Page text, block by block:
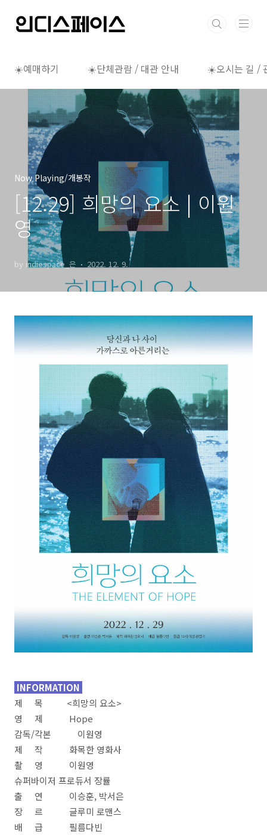
☀️예매하기 ☀️단체관람 / 대관 안내 ☀️오시는 길 /
Now Playing/개봉작
[12.29] 희망의 요소 | 이원
영
by indiespace_은 2022. 12. 9.
INFORMATION
제 목 <희망의 요소>
영 제 Hope
감독/각본 이원영
제 작 화목한 영화사
촬 영 이원영
슈퍼바이저 프로듀서 장률
출 연 이승훈, 박서은
장 르 글루미 로맨스
배 급 필름다빈